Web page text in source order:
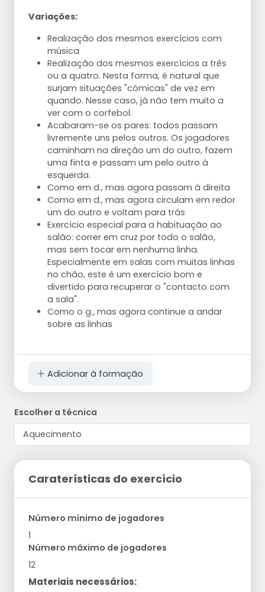
Variações:
Realização dos mesmos exercícios com
música
Realização dos mesmos exercícios a três
ou a quatro. Nesta forma, é natural que
surjam situações "cómicas" de vez em
quando. Nesse caso, já não tem muito a
ver com o corfebol.
Acabaram-se os pares: todos passam
livremente uns pelos outros. Os jogadores
caminham na direção um do outro, fazem
uma finta e passam um pelo outro à
esquerda.
Como em d., mas agora passam à direita
Como em d., mas agora circulam em redor
um do outro e voltam para trás
Exercício especial para a habituação ao
salão: correr em cruz por todo o salão,
mas sem tocar em nenhuma linha.
Especialmente em salas com muitas linhas
no chão, este é um exercício bom e
divertido para recuperar o "contacto com
a sala".
Como o g., mas agora continue a andar
sobre as linhas
Adicionar à formação
Escolher a técnica
Caraterísticas do exercício
Número mínimo de jogadores
1
Número máximo de jogadores
12
Materiais necessários: